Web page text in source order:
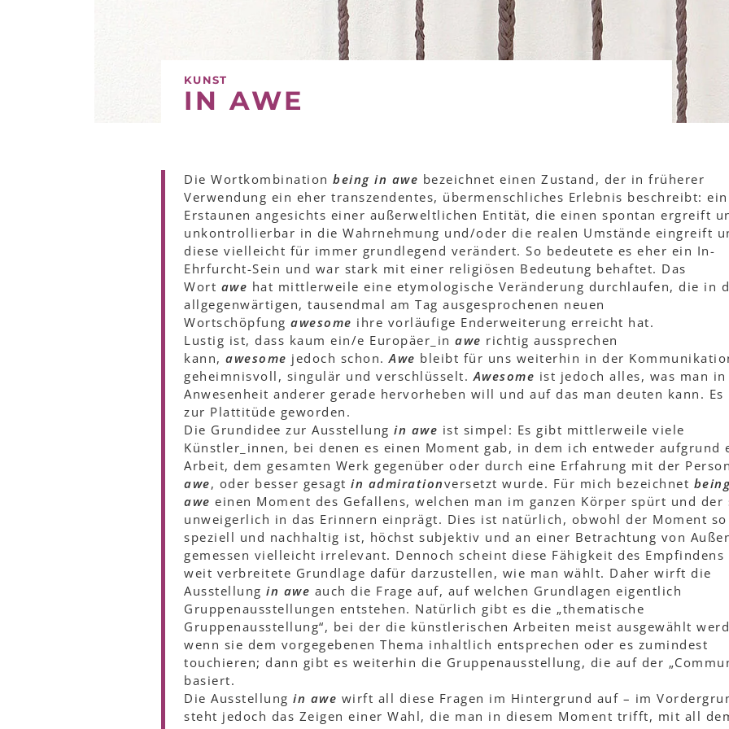
KUNST
IN AWE
Die Wortkombination being in awe bezeichnet einen Zustand, der in früherer
Verwendung ein eher transzendentes, übermenschliches Erlebnis beschreibt: ein
Erstaunen angesichts einer außerweltlichen Entität, die einen spontan ergreift
unkontrollierbar in die Wahrnehmung und/oder die realen Umstände eingreift
diese vielleicht für immer grundlegend verändert. So bedeutete es eher ein In-
Ehrfurcht-Sein und war stark mit einer religiösen Bedeutung behaftet. Das
Wort awe hat mittlerweile eine etymologische Veränderung durchlaufen, die in
allgegenwärtigen, tausendmal am Tag ausgesprochenen neuen
Wortschöpfung awesome ihre vorläufige Enderweiterung erreicht hat.
Lustig ist, dass kaum ein/e Europäer_in awe richtig aussprechen
kann, awesome jedoch schon.Awe bleibt für uns weiterhin in der
geheimnisvoll, singulär und verschlüsselt.Awesome ist jedoch alles, was man in
Anwesenheit anderer gerade hervorheben will und auf das man deuten kann. Es
zur Plattitüde geworden.
Die Grundidee zur Ausstellung in awe ist simpel: Es gibt mittlerweile viele
Künstler_innen, bei denen es einen Moment gab, in dem ich entweder aufgrund
Arbeit, dem gesamten Werk gegenüber oder durch eine Erfahrung mit der
awe, oder besser gesagt in admirationversetzt wurde. Für mich bezeichnet
awe einen Moment des Gefallens, welchen man im ganzen Körper spürt und der
unweigerlich in das Erinnern einprägt. Dies ist natürlich, obwohl der Moment so
speziell und nachhaltig ist, höchst subjektiv und an einer Betrachtung von
gemessen vielleicht irrelevant. Dennoch scheint diese Fähigkeit des Empfindens
weit verbreitete Grundlage dafür darzustellen, wie man wählt. Daher wirft die
Ausstellung in awe auch die Frage auf, auf welchen Grundlagen eigentlich
Gruppenausstellungen entstehen. Natürlich gibt es die „thematische
Gruppenausstellung“, bei der die künstlerischen Arbeiten meist ausgewählt
wenn sie dem vorgegebenen Thema inhaltlich entsprechen oder es zumindest
touchieren; dann gibt es weiterhin die Gruppenausstellung, die auf der
basiert.
Die Ausstellung in awe wirft all diese Fragen im Hintergrund auf – im
steht jedoch das Zeigen einer Wahl, die man in diesem Moment trifft, mit all